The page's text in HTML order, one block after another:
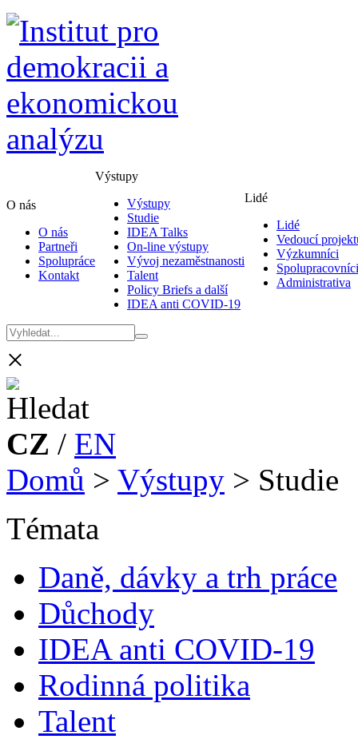
O nás
O nás
Partneři
Spolupráce
Kontakt
Výstupy
Výstupy
Studie
IDEA Talks
On-line výstupy
Vývoj nezaměstnanosti
Talent
Policy Briefs a další
IDEA anti COVID-19
Lidé
Lidé
Vedoucí
Výzkumníci
Spolupracovníci
Administrativa
×
CZ / EN
Domů > Výstupy > Studie
Témata
Daně, dávky a trh práce
Důchody
IDEA anti COVID-19
Rodinná politika
Talent